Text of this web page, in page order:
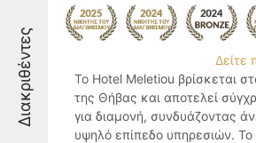
Διακριθέντες
Δείτε
Το Hotel Meletiou βρίσκεται
της Θήβας και αποτελεί
για διαμονή, συνδυάζοντας
υψηλό επίπεδο υπηρεσιών.